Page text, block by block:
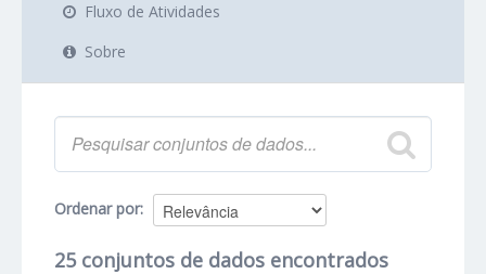
Fluxo de Atividades
Sobre
Ordenar por
25 conjuntos de dados encontrados